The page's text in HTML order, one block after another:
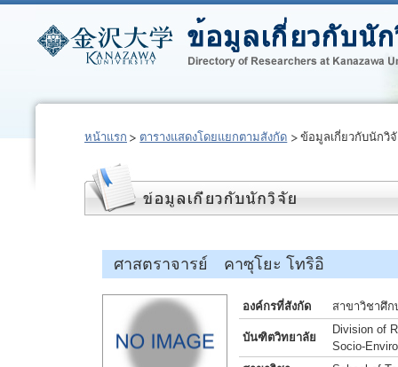
หน้าแรก ตารางแสดงโดยแยกตามสังกัด ข้อมูลเกี่ยวกับนักวิ
ศาสตราจารย์ คาซุโยะ โทริอิ
องค์กรที่สังกัด สาขาวิชาศึ
บันฑิตวิทยาลัย
Division of
Socio-